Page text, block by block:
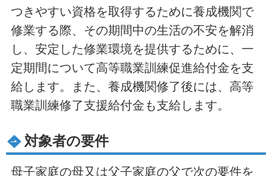
つきやすい資格を取得するために養成機関で
修業する際、その期間中の生活の不安を解消
し、安定した修業環境を提供するために、一
定期間について高等職業訓練促進給付金を支
給します。また、養成機関修了後には、高等
職業訓練修了支援給付金も支給します。
対象者の要件
母子家庭の母又は父子家庭の父で次の要件を